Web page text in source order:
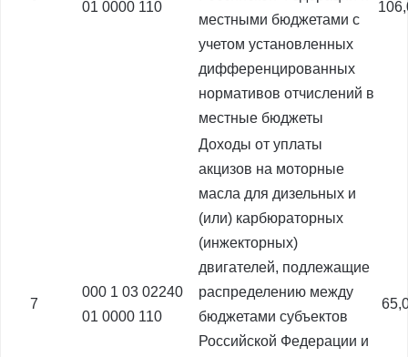
01 0000 110
местными бюджетами с
учетом установленных
дифференцированных
нормативов отчислений в
местные бюджеты
7
000 1 03 02240
01 0000 110
Доходы от уплаты
акцизов на моторные
масла для дизельных и
(или) карбюраторных
(инжекторных)
двигателей, подлежащие
распределению между
бюджетами субъектов
Российской Федерации и